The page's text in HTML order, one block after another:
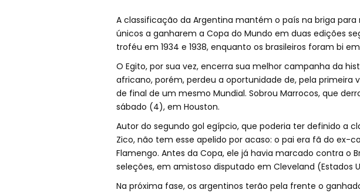
A classificação da Argentina mantém o país na briga para
únicos a ganharem a Copa do Mundo em duas edições
troféu em 1934 e 1938, enquanto os brasileiros foram bi em
O Egito, por sua vez, encerra sua melhor campanha da
africano, porém, perdeu a oportunidade de, pela primeira
de final de um mesmo Mundial. Sobrou Marrocos, que
sábado (4), em Houston.
Autor do segundo gol egípcio, que poderia ter definido a
Zico, não tem esse apelido por acaso: o pai era fã do ex-
Flamengo. Antes da Copa, ele já havia marcado contra o
seleções, em amistoso disputado em Cleveland (Estados
Na próxima fase, os argentinos terão pela frente o